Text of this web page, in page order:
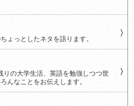
ょっとしたネタを語ります。
りの大学生活、英語を勉強しつつ世
んなことをお伝えします。